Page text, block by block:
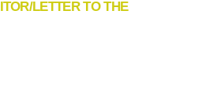
LETTER TO THE